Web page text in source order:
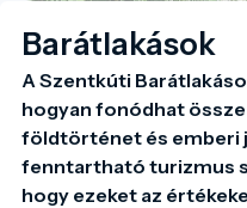
Barátlakások
A Szentkúti
hogyan fonódhat
földtörténet és emberi
fenntartható turizmus
hogy ezeket az